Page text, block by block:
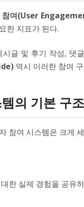
참여(User
한 지표가 된다.
글 및 후기 작성, 댓
역시 이러한 참여
의 기본 구조
참여 시스템은 크게
한 실제 경험을 공유